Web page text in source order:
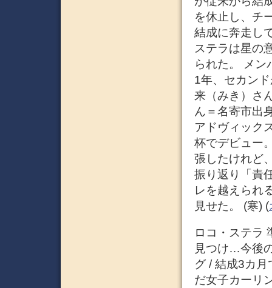
を休止し、チ
結成に奔走し
ステラは星の
られた。 メン
1年、セカン
来（みき）さ
ん＝名寄市出
アドヴィック
杯でデビュー
張したけれど
振り返り「責
レを越えられ
見せた。 (寒) (
ロコ・ステラ
見つけ…今後
グ / 結成3カ
だ女子カーリ